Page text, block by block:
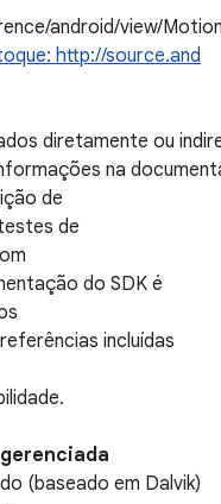
android/view/
http://source.and
diretamente ou
na
de
de
do SDK é
incluídas
(baseado em Dalvik)